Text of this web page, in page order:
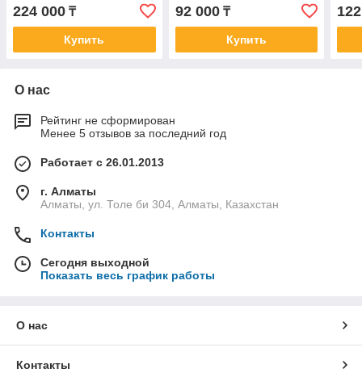
224 000 ₸
Купить
92 000₸
Купить
О нас
Рейтинг не сформирован
Менее 5 отзывов за последний год
Работает с 26.01.2013
г. Алматы
Алматы, ул. Толе би 304, Алматы, Казахстан
Контакты
Сегодня выходной
Показать весь график работы
О нас
Контакты